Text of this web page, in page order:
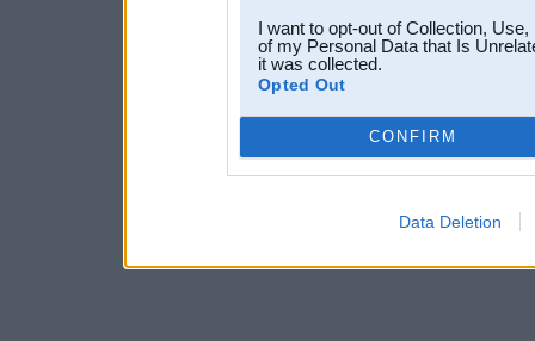
I want to opt-out of Collection,
of my Personal Data that Is
it was collected.
Opted Out
CONFIRM
Data Deletion